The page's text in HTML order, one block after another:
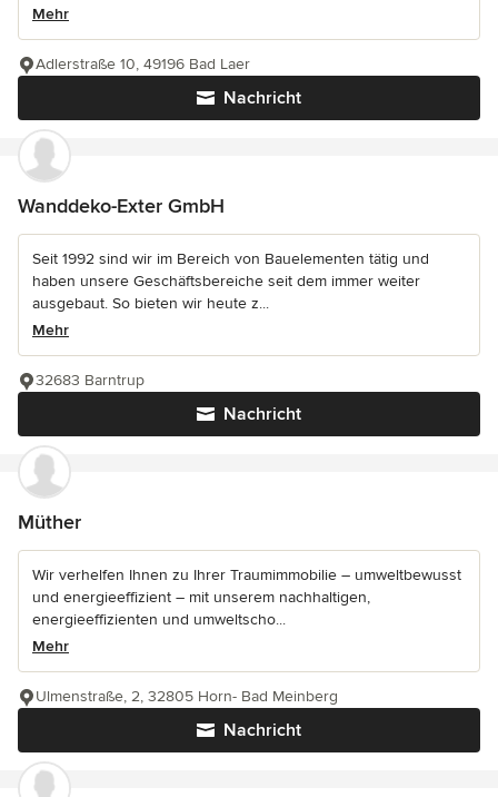
Mehr
Nachricht
Adlerstraße 10, 49196 Bad Laer
Wanddeko-Exter GmbH
Seit 1992 sind wir im Bereich von Bauelementen tätig und
haben unsere Geschäftsbereiche seit dem immer weiter
ausgebaut. So bieten wir heute z...
Mehr
Nachricht
32683 Barntrup
Müther
Wir verhelfen Ihnen zu Ihrer Traumimmobilie – umweltbewusst
und energieeffizient – mit unserem nachhaltigen,
energieeffizienten und umweltscho...
Mehr
Nachricht
Ulmenstraße, 2, 32805 Horn- Bad Meinberg